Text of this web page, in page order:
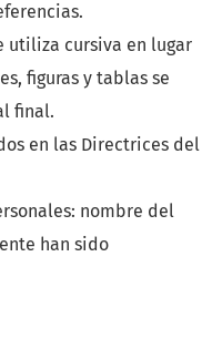
utiliza cursiva en lugar
figuras y tablas se
final.
en las Directrices del
nombre del
han sido